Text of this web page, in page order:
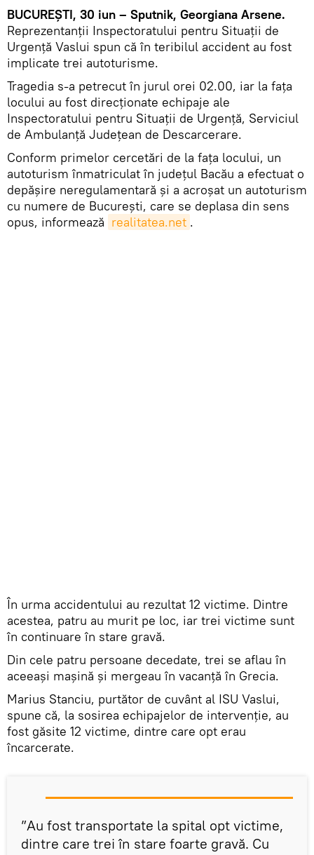
BUCUREȘTI, 30 iun – Sputnik, Georgiana Arsene.
Reprezentanții Inspectoratului pentru Situații de
Urgență Vaslui spun că în teribilul accident au fost
implicate trei autoturisme.
Tragedia s-a petrecut în jurul orei 02.00, iar la fața
locului au fost direcționate echipaje ale
Inspectoratului pentru Situații de Urgență, Serviciul
de Ambulanță Județean de Descarcerare.
Conform primelor cercetări de la fața locului, un
autoturism înmatriculat în județul Bacău a efectuat o
depășire neregulamentară și a acroșat un autoturism
cu numere de București, care se deplasa din sens
opus, informează realitatea.net .
În urma accidentului au rezultat 12 victime. Dintre
acestea, patru au murit pe loc, iar trei victime sunt
în continuare în stare gravă.
Din cele patru persoane decedate, trei se aflau în
aceeași mașină și mergeau în vacanță în Grecia.
Marius Stanciu, purtător de cuvânt al ISU Vaslui,
spune că, la sosirea echipajelor de intervenție, au
fost găsite 12 victime, dintre care opt erau
încarcerate.
”Au fost transportate la spital opt victime,
dintre care trei în stare foarte gravă. Cu